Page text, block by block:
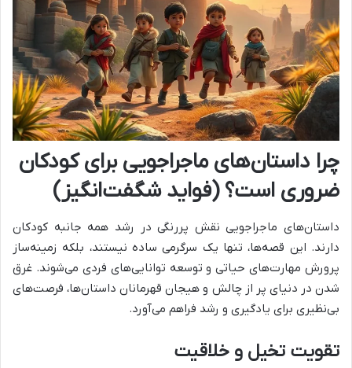
چرا داستان‌های ماجراجویی برای کودکان
ضروری است؟ (فواید شگفت‌انگیز)
داستان‌های ماجراجویی نقش پررنگی در رشد همه جانبه کودکان
دارند. این قصه‌ها، تنها یک سرگرمی ساده نیستند، بلکه زمینه‌ساز
پرورش مهارت‌های حیاتی و توسعه توانایی‌های فردی می‌شوند. غرق
شدن در دنیای پر از چالش و هیجان قهرمانان داستان‌ها، فرصت‌های
بی‌نظیری برای یادگیری و رشد فراهم می‌آورد.
تقویت تخیل و خلاقیت